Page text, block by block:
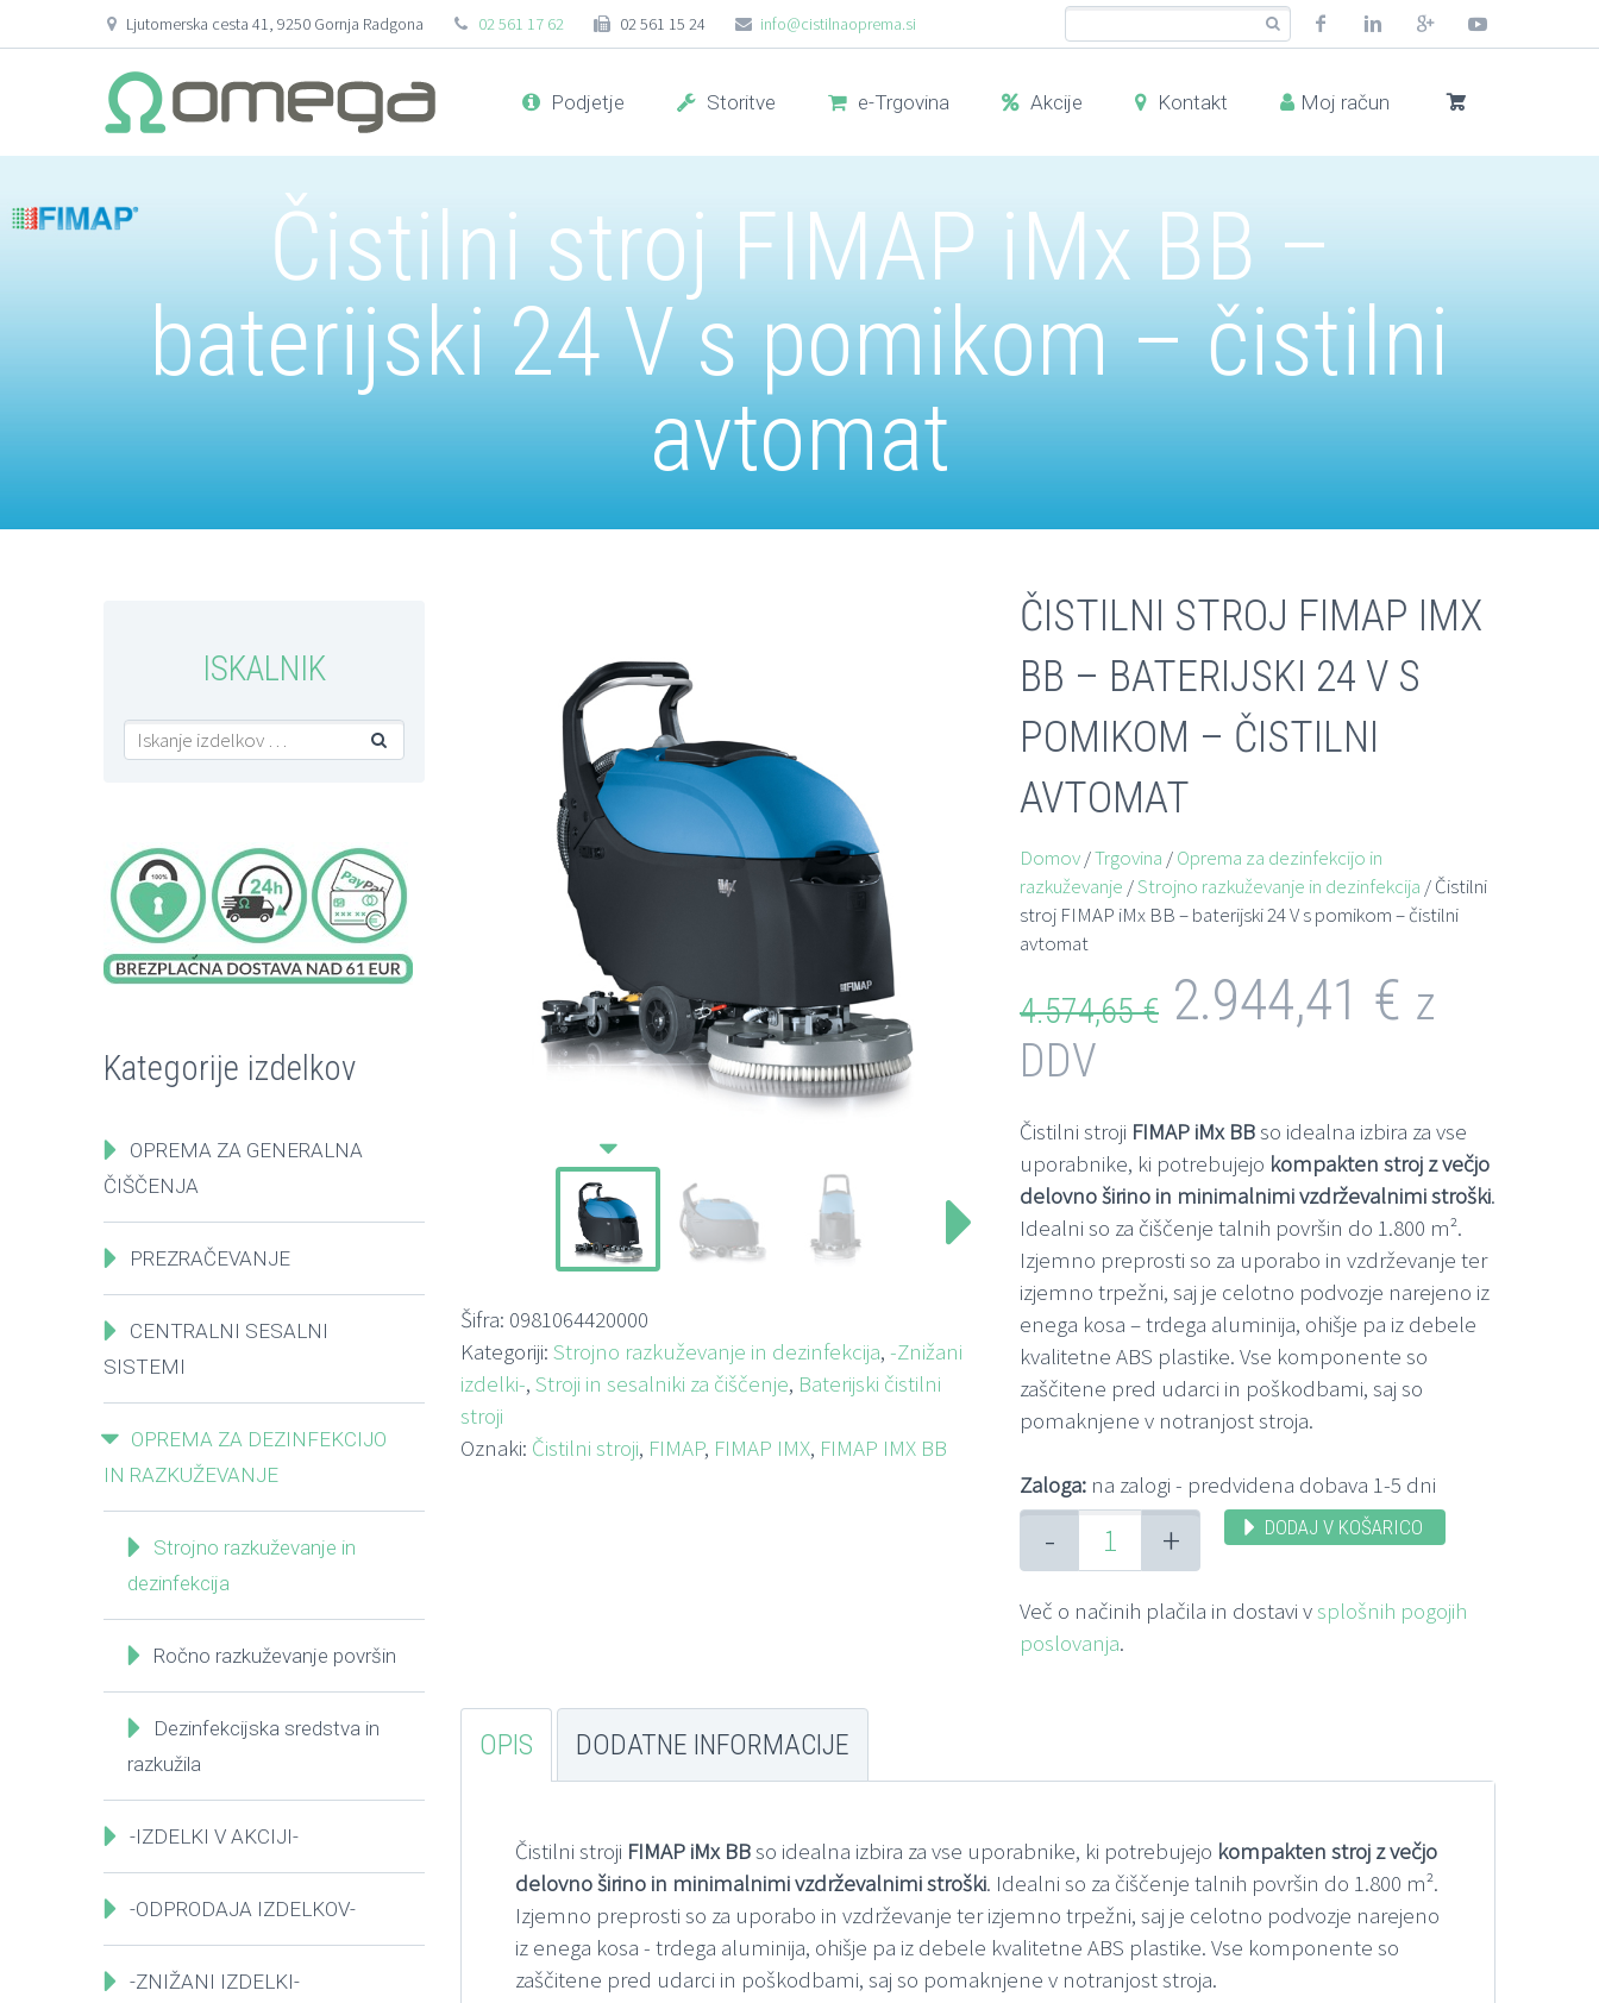
Ljutomerska cesta 41, 9250 Gornja Radgona 02 561 17 62 02 561 15 24 info@cistilnaoprema.si
Podjetje Storitve e-Trgovina Akcije Kontakt Moj račun
Čistilni stroj FIMAP iMx BB –
baterijski 24 V s pomikom – čistilni
avtomat
Šifra: 0981064420000
Kategoriji: Strojno razkuževanje in dezinfekcija, -Znižani
izdelki-, Stroji in sesalniki za čiščenje, Baterijski čistilni
stroji
Oznaki: Čistilni stroji, FIMAP, FIMAP IMX, FIMAP IMX BB
ČISTILNI STROJ FIMAP IMX
BB – BATERIJSKI 24 V S
POMIKOM – ČISTILNI
AVTOMAT
Domov/Trgovina /Oprema za dezinfekcijo in
razkuževanje /Strojno razkuževanje in dezinfekcija / Čistilni
stroj FIMAP iMx BB – baterijski 24 V s pomikom – čistilni
avtomat
4.574,65€ 2.944,41 € z
DDV
Čistilni stroji FIMAP iMx BBso idealna izbira za vse
uporabnike, ki potrebujejo kompakten stroj z večjo
delovno širino in minimalnimi vzdrževalnimi stroški.
Idealni so za čiščenje talnih površin do 1.800 m².
Izjemno preprosti so za uporabo in vzdrževanje ter
izjemno trpežni, saj je celotno podvozje narejeno iz
enega kosa – trdega aluminija, ohišje pa iz debele
kvalitetne ABS plastike. Vse komponente so
zaščitene pred udarci in poškodbami, saj so
pomaknjene v notranjost stroja.
Zaloga: na zalogi - predvidena dobava 1-5 dni
- + DODAJ V KOŠARICO
Več o načinih plačila in dostavi vsplošnih pogojih
poslovanja.
OPIS DODATNE INFORMACIJE
Čistilni stroji FIMAP iMx BBso idealna izbira za vse uporabnike, ki potrebujejo kompakten stroj z večjo
delovno širino in minimalnimi vzdrževalnimi stroški. Idealni so za čiščenje talnih površin do 1.800 m².
Izjemno preprosti so za uporabo in vzdrževanje ter izjemno trpežni, saj je celotno podvozje narejeno
iz enega kosa - trdega aluminija, ohišje pa iz debele kvalitetne ABS plastike. Vse komponente so
zaščitene pred udarci in poškodbami, saj so pomaknjene v notranjost stroja.
ISKALNIK

Kategorije izdelkov
OPREMA ZA GENERALNA
ČIŠČENJA
PREZRAČEVANJE
CENTRALNI SESALNI
SISTEMI
OPREMA ZA DEZINFEKCIJO
IN RAZKUŽEVANJE
Strojno razkuževanje in
dezinfekcija
Ročno razkuževanje površin
Dezinfekcijska sredstva in
razkužila
-IZDELKI V AKCIJI-
-ODPRODAJA IZDELKOV-
-ZNIŽANI IZDELKI-